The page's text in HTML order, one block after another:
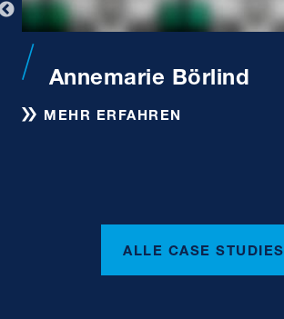
Annemarie Börlind
MEHR ERFAHREN
ALLE CASE STUDIES